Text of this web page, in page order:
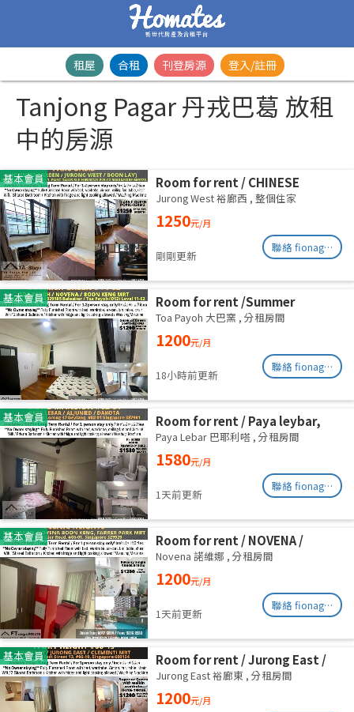
新世代房產及合租平台
租屋 合租 刊登房源 登入/註冊
Tanjong Pagar 丹戎巴葛 放租
中的房源
基本會員
Room for rent / CHINESE
GARDEN / JURONG WEST /
Common room / 1-2 pax stay /
Available Immediately
Jurong West 裕廊西 , 整個住家
1250元/月
剛剛更新
聯絡 fionag@transinex.com.sg
基本會員
Room for rent /Summer
Green/Common room/1
pax/Available Immediately
Toa Payoh 大巴窯 , 分租房間
1200元/月
18小時前更新
聯絡 fionag@transinex.com.sg
基本會員
Room for rent / Paya leybar,
Dakota / Master room / 1pax
stay / Available 2 Sept
Paya Lebar 巴耶利嗒 , 分租房間
1580元/月
1天前更新
聯絡 fionag@transinex.com.sg
基本會員
Room for rent / NOVENA /
Common room / 1pax stay /
Available Sept 2
Novena 諾維娜 , 分租房間
1200元/月
1天前更新
聯絡 fionag@transinex.com.sg
基本會員
Room for rent / Jurong East /
Common room / 1pax stay /
Available 2 Sept
Jurong East 裕廊東 , 分租房間
1200元/月